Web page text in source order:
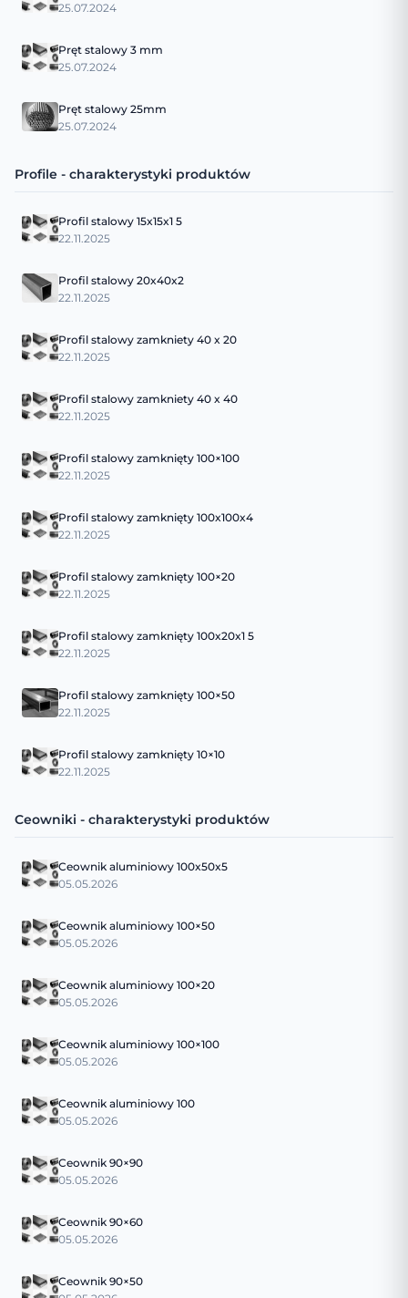
25.07.2024
Pręt stalowy 3 mm
25.07.2024
Pręt stalowy 25mm
25.07.2024
Profile - charakterystyki produktów
Profil stalowy 15x15x1 5
22.11.2025
Profil stalowy 20x40x2
22.11.2025
Profil stalowy zamkniety 40 x 20
22.11.2025
Profil stalowy zamkniety 40 x 40
22.11.2025
Profil stalowy zamknięty 100×100
22.11.2025
Profil stalowy zamknięty 100x100x4
22.11.2025
Profil stalowy zamknięty 100×20
22.11.2025
Profil stalowy zamknięty 100x20x1 5
22.11.2025
Profil stalowy zamknięty 100×50
22.11.2025
Profil stalowy zamknięty 10×10
22.11.2025
Ceowniki - charakterystyki produktów
Ceownik aluminiowy 100x50x5
05.05.2026
Ceownik aluminiowy 100×50
05.05.2026
Ceownik aluminiowy 100×20
05.05.2026
Ceownik aluminiowy 100×100
05.05.2026
Ceownik aluminiowy 100
05.05.2026
Ceownik 90×90
05.05.2026
Ceownik 90×60
05.05.2026
Ceownik 90×50